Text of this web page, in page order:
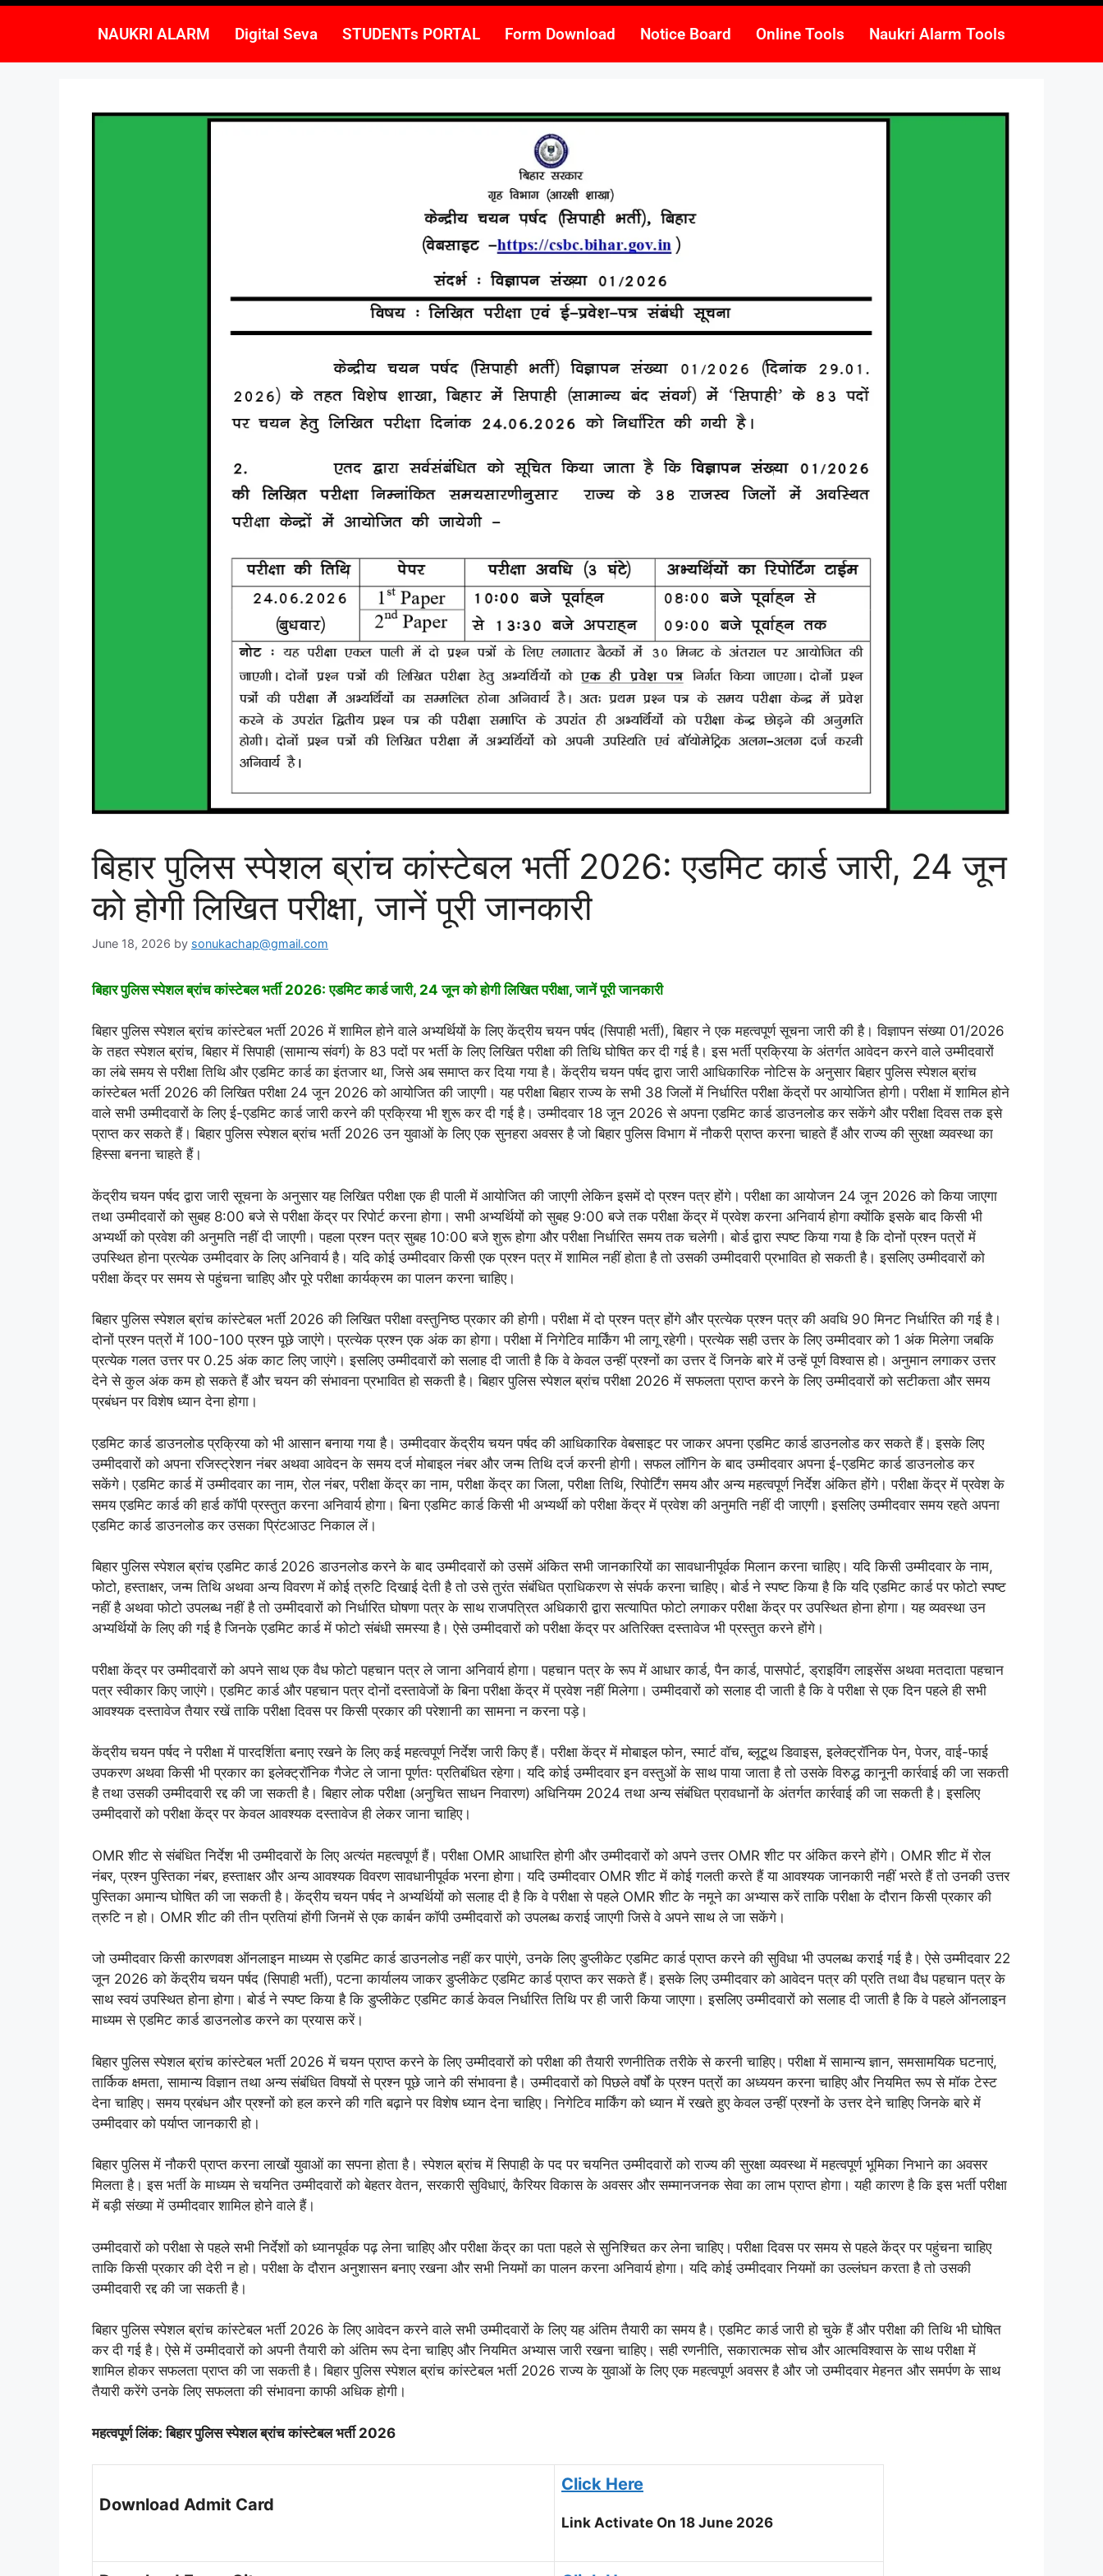
NAUKRI ALARM Digital Seva STUDENTs PORTAL Form Download Notice Board Online Tools Naukri Alarm Tools
बिहार पुलिस स्पेशल ब्रांच कांस्टेबल भर्ती 2026: एडमिट कार्ड जारी, 24 जून
को होगी लिखित परीक्षा, जानें पूरी जानकारी
June 18, 2026 by sonukachap@gmail.com
बिहार पुलिस स्पेशल ब्रांच कांस्टेबल भर्ती 2026: एडमिट कार्ड जारी, 24 जून को होगी लिखित परीक्षा, जानें पूरी जानकारी
बिहार पुलिस स्पेशल ब्रांच कांस्टेबल भर्ती 2026 में शामिल होने वाले अभ्यर्थियों के लिए केंद्रीय चयन पर्षद (सिपाही भर्ती), बिहार ने एक महत्वपूर्ण सूचना जारी की है। विज्ञापन संख्या 01/2026
के तहत स्पेशल ब्रांच, बिहार में सिपाही (सामान्य संवर्ग) के 83 पदों पर भर्ती के लिए लिखित परीक्षा की तिथि घोषित कर दी गई है। इस भर्ती प्रक्रिया के अंतर्गत आवेदन करने वाले उम्मीदवारों
का लंबे समय से परीक्षा तिथि और एडमिट कार्ड का इंतजार था, जिसे अब समाप्त कर दिया गया है। केंद्रीय चयन पर्षद द्वारा जारी आधिकारिक नोटिस के अनुसार बिहार पुलिस स्पेशल ब्रांच
कांस्टेबल भर्ती 2026 की लिखित परीक्षा 24 जून 2026 को आयोजित की जाएगी। यह परीक्षा बिहार राज्य के सभी 38 जिलों में निर्धारित परीक्षा केंद्रों पर आयोजित होगी। परीक्षा में शामिल होने
वाले सभी उम्मीदवारों के लिए ई-एडमिट कार्ड जारी करने की प्रक्रिया भी शुरू कर दी गई है। उम्मीदवार 18 जून 2026 से अपना एडमिट कार्ड डाउनलोड कर सकेंगे और परीक्षा दिवस तक इसे
प्राप्त कर सकते हैं। बिहार पुलिस स्पेशल ब्रांच भर्ती 2026 उन युवाओं के लिए एक सुनहरा अवसर है जो बिहार पुलिस विभाग में नौकरी प्राप्त करना चाहते हैं और राज्य की सुरक्षा व्यवस्था का
हिस्सा बनना चाहते हैं।
केंद्रीय चयन पर्षद द्वारा जारी सूचना के अनुसार यह लिखित परीक्षा एक ही पाली में आयोजित की जाएगी लेकिन इसमें दो प्रश्न पत्र होंगे। परीक्षा का आयोजन 24 जून 2026 को किया जाएगा
तथा उम्मीदवारों को सुबह 8:00 बजे से परीक्षा केंद्र पर रिपोर्ट करना होगा। सभी अभ्यर्थियों को सुबह 9:00 बजे तक परीक्षा केंद्र में प्रवेश करना अनिवार्य होगा क्योंकि इसके बाद किसी भी
अभ्यर्थी को प्रवेश की अनुमति नहीं दी जाएगी। पहला प्रश्न पत्र सुबह 10:00 बजे शुरू होगा और परीक्षा निर्धारित समय तक चलेगी। बोर्ड द्वारा स्पष्ट किया गया है कि दोनों प्रश्न पत्रों में
उपस्थित होना प्रत्येक उम्मीदवार के लिए अनिवार्य है। यदि कोई उम्मीदवार किसी एक प्रश्न पत्र में शामिल नहीं होता है तो उसकी उम्मीदवारी प्रभावित हो सकती है। इसलिए उम्मीदवारों को
परीक्षा केंद्र पर समय से पहुंचना चाहिए और पूरे परीक्षा कार्यक्रम का पालन करना चाहिए।
बिहार पुलिस स्पेशल ब्रांच कांस्टेबल भर्ती 2026 की लिखित परीक्षा वस्तुनिष्ठ प्रकार की होगी। परीक्षा में दो प्रश्न पत्र होंगे और प्रत्येक प्रश्न पत्र की अवधि 90 मिनट निर्धारित की गई है।
दोनों प्रश्न पत्रों में 100-100 प्रश्न पूछे जाएंगे। प्रत्येक प्रश्न एक अंक का होगा। परीक्षा में निगेटिव मार्किंग भी लागू रहेगी। प्रत्येक सही उत्तर के लिए उम्मीदवार को 1 अंक मिलेगा जबकि
प्रत्येक गलत उत्तर पर 0.25 अंक काट लिए जाएंगे। इसलिए उम्मीदवारों को सलाह दी जाती है कि वे केवल उन्हीं प्रश्नों का उत्तर दें जिनके बारे में उन्हें पूर्ण विश्वास हो। अनुमान लगाकर उत्तर
देने से कुल अंक कम हो सकते हैं और चयन की संभावना प्रभावित हो सकती है। बिहार पुलिस स्पेशल ब्रांच परीक्षा 2026 में सफलता प्राप्त करने के लिए उम्मीदवारों को सटीकता और समय
प्रबंधन पर विशेष ध्यान देना होगा।
एडमिट कार्ड डाउनलोड प्रक्रिया को भी आसान बनाया गया है। उम्मीदवार केंद्रीय चयन पर्षद की आधिकारिक वेबसाइट पर जाकर अपना एडमिट कार्ड डाउनलोड कर सकते हैं। इसके लिए
उम्मीदवारों को अपना रजिस्ट्रेशन नंबर अथवा आवेदन के समय दर्ज मोबाइल नंबर और जन्म तिथि दर्ज करनी होगी। सफल लॉगिन के बाद उम्मीदवार अपना ई-एडमिट कार्ड डाउनलोड कर
सकेंगे। एडमिट कार्ड में उम्मीदवार का नाम, रोल नंबर, परीक्षा केंद्र का नाम, परीक्षा केंद्र का जिला, परीक्षा तिथि, रिपोर्टिंग समय और अन्य महत्वपूर्ण निर्देश अंकित होंगे। परीक्षा केंद्र में प्रवेश के
समय एडमिट कार्ड की हार्ड कॉपी प्रस्तुत करना अनिवार्य होगा। बिना एडमिट कार्ड किसी भी अभ्यर्थी को परीक्षा केंद्र में प्रवेश की अनुमति नहीं दी जाएगी। इसलिए उम्मीदवार समय रहते अपना
एडमिट कार्ड डाउनलोड कर उसका प्रिंटआउट निकाल लें।
बिहार पुलिस स्पेशल ब्रांच एडमिट कार्ड 2026 डाउनलोड करने के बाद उम्मीदवारों को उसमें अंकित सभी जानकारियों का सावधानीपूर्वक मिलान करना चाहिए। यदि किसी उम्मीदवार के नाम,
फोटो, हस्ताक्षर, जन्म तिथि अथवा अन्य विवरण में कोई त्रुटि दिखाई देती है तो उसे तुरंत संबंधित प्राधिकरण से संपर्क करना चाहिए। बोर्ड ने स्पष्ट किया है कि यदि एडमिट कार्ड पर फोटो स्पष्ट
नहीं है अथवा फोटो उपलब्ध नहीं है तो उम्मीदवारों को निर्धारित घोषणा पत्र के साथ राजपत्रित अधिकारी द्वारा सत्यापित फोटो लगाकर परीक्षा केंद्र पर उपस्थित होना होगा। यह व्यवस्था उन
अभ्यर्थियों के लिए की गई है जिनके एडमिट कार्ड में फोटो संबंधी समस्या है। ऐसे उम्मीदवारों को परीक्षा केंद्र पर अतिरिक्त दस्तावेज भी प्रस्तुत करने होंगे।
परीक्षा केंद्र पर उम्मीदवारों को अपने साथ एक वैध फोटो पहचान पत्र ले जाना अनिवार्य होगा। पहचान पत्र के रूप में आधार कार्ड, पैन कार्ड, पासपोर्ट, ड्राइविंग लाइसेंस अथवा मतदाता पहचान
पत्र स्वीकार किए जाएंगे। एडमिट कार्ड और पहचान पत्र दोनों दस्तावेजों के बिना परीक्षा केंद्र में प्रवेश नहीं मिलेगा। उम्मीदवारों को सलाह दी जाती है कि वे परीक्षा से एक दिन पहले ही सभी
आवश्यक दस्तावेज तैयार रखें ताकि परीक्षा दिवस पर किसी प्रकार की परेशानी का सामना न करना पड़े।
केंद्रीय चयन पर्षद ने परीक्षा में पारदर्शिता बनाए रखने के लिए कई महत्वपूर्ण निर्देश जारी किए हैं। परीक्षा केंद्र में मोबाइल फोन, स्मार्ट वॉच, ब्लूटूथ डिवाइस, इलेक्ट्रॉनिक पेन, पेजर, वाई-फाई
उपकरण अथवा किसी भी प्रकार का इलेक्ट्रॉनिक गैजेट ले जाना पूर्णतः प्रतिबंधित रहेगा। यदि कोई उम्मीदवार इन वस्तुओं के साथ पाया जाता है तो उसके विरुद्ध कानूनी कार्रवाई की जा सकती
है तथा उसकी उम्मीदवारी रद्द की जा सकती है। बिहार लोक परीक्षा (अनुचित साधन निवारण) अधिनियम 2024 तथा अन्य संबंधित प्रावधानों के अंतर्गत कार्रवाई की जा सकती है। इसलिए
उम्मीदवारों को परीक्षा केंद्र पर केवल आवश्यक दस्तावेज ही लेकर जाना चाहिए।
OMR शीट से संबंधित निर्देश भी उम्मीदवारों के लिए अत्यंत महत्वपूर्ण हैं। परीक्षा OMR आधारित होगी और उम्मीदवारों को अपने उत्तर OMR शीट पर अंकित करने होंगे। OMR शीट में रोल
नंबर, प्रश्न पुस्तिका नंबर, हस्ताक्षर और अन्य आवश्यक विवरण सावधानीपूर्वक भरना होगा। यदि उम्मीदवार OMR शीट में कोई गलती करते हैं या आवश्यक जानकारी नहीं भरते हैं तो उनकी उत्तर
पुस्तिका अमान्य घोषित की जा सकती है। केंद्रीय चयन पर्षद ने अभ्यर्थियों को सलाह दी है कि वे परीक्षा से पहले OMR शीट के नमूने का अभ्यास करें ताकि परीक्षा के दौरान किसी प्रकार की
त्रुटि न हो। OMR शीट की तीन प्रतियां होंगी जिनमें से एक कार्बन कॉपी उम्मीदवारों को उपलब्ध कराई जाएगी जिसे वे अपने साथ ले जा सकेंगे।
जो उम्मीदवार किसी कारणवश ऑनलाइन माध्यम से एडमिट कार्ड डाउनलोड नहीं कर पाएंगे, उनके लिए डुप्लीकेट एडमिट कार्ड प्राप्त करने की सुविधा भी उपलब्ध कराई गई है। ऐसे उम्मीदवार 22
जून 2026 को केंद्रीय चयन पर्षद (सिपाही भर्ती), पटना कार्यालय जाकर डुप्लीकेट एडमिट कार्ड प्राप्त कर सकते हैं। इसके लिए उम्मीदवार को आवेदन पत्र की प्रति तथा वैध पहचान पत्र के
साथ स्वयं उपस्थित होना होगा। बोर्ड ने स्पष्ट किया है कि डुप्लीकेट एडमिट कार्ड केवल निर्धारित तिथि पर ही जारी किया जाएगा। इसलिए उम्मीदवारों को सलाह दी जाती है कि वे पहले ऑनलाइन
माध्यम से एडमिट कार्ड डाउनलोड करने का प्रयास करें।
बिहार पुलिस स्पेशल ब्रांच कांस्टेबल भर्ती 2026 में चयन प्राप्त करने के लिए उम्मीदवारों को परीक्षा की तैयारी रणनीतिक तरीके से करनी चाहिए। परीक्षा में सामान्य ज्ञान, समसामयिक घटनाएं,
तार्किक क्षमता, सामान्य विज्ञान तथा अन्य संबंधित विषयों से प्रश्न पूछे जाने की संभावना है। उम्मीदवारों को पिछले वर्षों के प्रश्न पत्रों का अध्ययन करना चाहिए और नियमित रूप से मॉक टेस्ट
देना चाहिए। समय प्रबंधन और प्रश्नों को हल करने की गति बढ़ाने पर विशेष ध्यान देना चाहिए। निगेटिव मार्किंग को ध्यान में रखते हुए केवल उन्हीं प्रश्नों के उत्तर देने चाहिए जिनके बारे में
उम्मीदवार को पर्याप्त जानकारी हो।
बिहार पुलिस में नौकरी प्राप्त करना लाखों युवाओं का सपना होता है। स्पेशल ब्रांच में सिपाही के पद पर चयनित उम्मीदवारों को राज्य की सुरक्षा व्यवस्था में महत्वपूर्ण भूमिका निभाने का अवसर
मिलता है। इस भर्ती के माध्यम से चयनित उम्मीदवारों को बेहतर वेतन, सरकारी सुविधाएं, कैरियर विकास के अवसर और सम्मानजनक सेवा का लाभ प्राप्त होगा। यही कारण है कि इस भर्ती परीक्षा
में बड़ी संख्या में उम्मीदवार शामिल होने वाले हैं।
उम्मीदवारों को परीक्षा से पहले सभी निर्देशों को ध्यानपूर्वक पढ़ लेना चाहिए और परीक्षा केंद्र का पता पहले से सुनिश्चित कर लेना चाहिए। परीक्षा दिवस पर समय से पहले केंद्र पर पहुंचना चाहिए
ताकि किसी प्रकार की देरी न हो। परीक्षा के दौरान अनुशासन बनाए रखना और सभी नियमों का पालन करना अनिवार्य होगा। यदि कोई उम्मीदवार नियमों का उल्लंघन करता है तो उसकी
उम्मीदवारी रद्द की जा सकती है।
बिहार पुलिस स्पेशल ब्रांच कांस्टेबल भर्ती 2026 के लिए आवेदन करने वाले सभी उम्मीदवारों के लिए यह अंतिम तैयारी का समय है। एडमिट कार्ड जारी हो चुके हैं और परीक्षा की तिथि भी घोषित
कर दी गई है। ऐसे में उम्मीदवारों को अपनी तैयारी को अंतिम रूप देना चाहिए और नियमित अभ्यास जारी रखना चाहिए। सही रणनीति, सकारात्मक सोच और आत्मविश्वास के साथ परीक्षा में
शामिल होकर सफलता प्राप्त की जा सकती है। बिहार पुलिस स्पेशल ब्रांच कांस्टेबल भर्ती 2026 राज्य के युवाओं के लिए एक महत्वपूर्ण अवसर है और जो उम्मीदवार मेहनत और समर्पण के साथ
तैयारी करेंगे उनके लिए सफलता की संभावना काफी अधिक होगी।
महत्वपूर्ण लिंक: बिहार पुलिस स्पेशल ब्रांच कांस्टेबल भर्ती 2026
Download Admit Card
Click Here
Link Activate On 18 June 2026